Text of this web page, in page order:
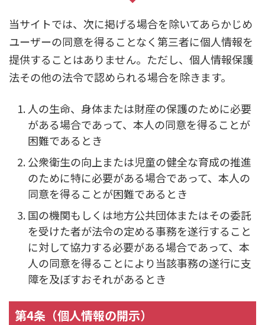
当サイトでは、次に掲げる場合を除いてあらかじめ
ユーザーの同意を得ることなく第三者に個人情報を
提供することはありません。ただし、個人情報保護
法その他の法令で認められる場合を除きます。
人の生命、身体または財産の保護のために必要
がある場合であって、本人の同意を得ることが
困難であるとき
公衆衛生の向上または児童の健全な育成の推進
のために特に必要がある場合であって、本人の
同意を得ることが困難であるとき
国の機関もしくは地方公共団体またはその委託
を受けた者が法令の定める事務を遂行すること
に対して協力する必要がある場合であって、本
人の同意を得ることにより当該事務の遂行に支
障を及ぼすおそれがあるとき
第4条（個人情報の開示）